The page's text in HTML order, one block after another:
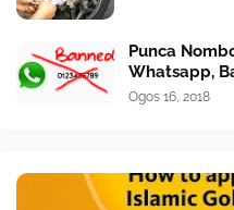
Punca
Whatsapp,
Ogos 16, 2018